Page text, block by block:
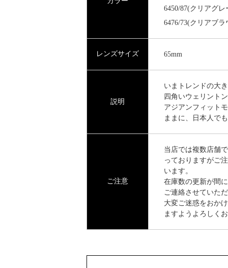
6450/87(クリアグ
6476/73(クリアブ
レンズサイズ 65mm
説明
いまトレンドの大
四角いウェリント
アジアンフィット
ままに、日本人で
ご注意
当店では複数店舗
っておりますがご
います。
在庫数の更新が間
ご連絡させていた
大変ご迷惑をおか
ますようよろしく